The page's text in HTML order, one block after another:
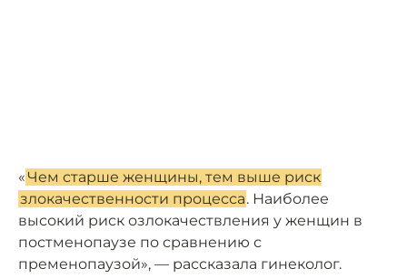
« Чем старше женщины, тем выше риск
злокачественности процесса. Наиболее
высокий риск озлокачествления у женщин в
постменопаузе по сравнению с
пременопаузой», — рассказала гинеколог.